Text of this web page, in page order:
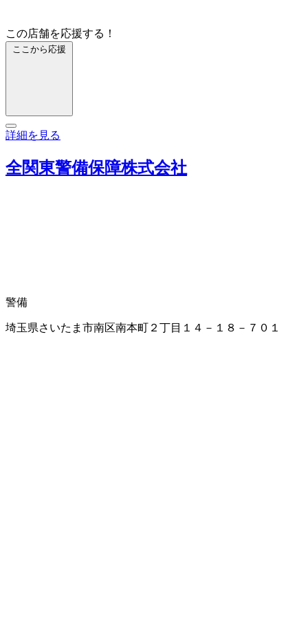
この店舗を応援する！
ここから応援
詳細を見る
全関東警備保障株式会社
警備
埼玉県さいたま市南区南本町２丁目１４－１８－７０１